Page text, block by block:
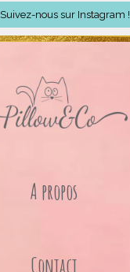
Suivez-nous sur Instagram !
A propos
Contact